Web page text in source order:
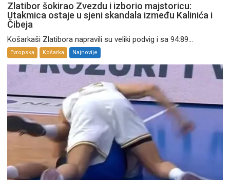
Zlatibor šokirao Zvezdu i izborio majstoricu:
Utakmica ostaje u sjeni skandala između Kalinića i
Čibeja
Košarkaši Zlatibora napravili su veliki podvig i sa 94:89...
Evropska Košarka Najnovije